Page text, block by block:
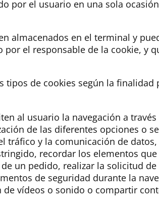
por el usuario en una sola
almacenados en el terminal y
el responsable de la cookie, y
de cookies según la finalidad
al usuario la navegación a
de las diferentes opciones o
tráfico y la comunicación de
recordar los elementos
un pedido, realizar la solicitud
de seguridad durante la
vídeos o sonido o compartir